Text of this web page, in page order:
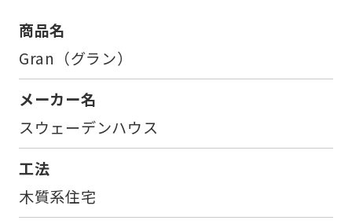
商品名
Gran（グラン）
メーカー名
スウェーデンハウス
工法
木質系住宅